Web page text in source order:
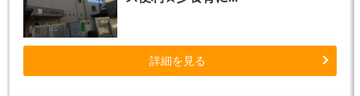
詳細を見る